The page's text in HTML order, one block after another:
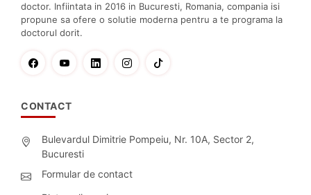
doctor. Infiintata in 2016 in Bucuresti, Romania, compania isi
propune sa ofere o solutie moderna pentru a te programa la
doctorul dorit.
CONTACT
Bulevardul Dimitrie Pompeiu, Nr. 10A, Sector 2,
Bucuresti
Formular de contact